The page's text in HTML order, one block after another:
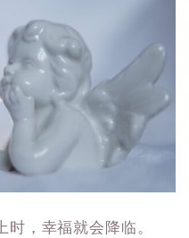
，幸福就会降临。